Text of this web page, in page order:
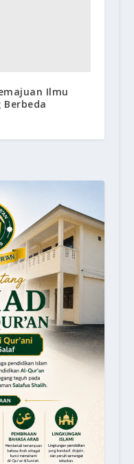
Ilmu
Berbeda